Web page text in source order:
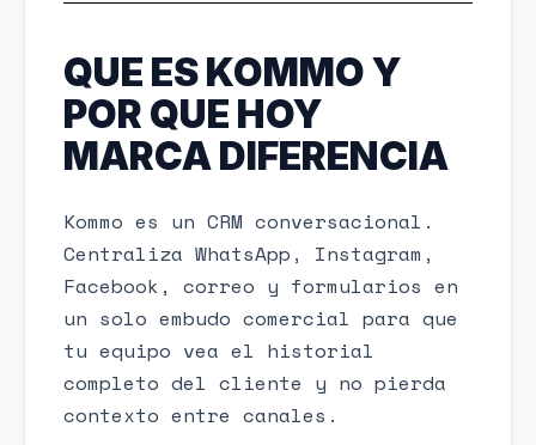
QUE ES KOMMO Y
POR QUE HOY
MARCA DIFERENCIA
Kommo es un CRM conversacional.
Centraliza WhatsApp, Instagram,
Facebook, correo y formularios en
un solo embudo comercial para que
tu equipo vea el historial
completo del cliente y no pierda
contexto entre canales.